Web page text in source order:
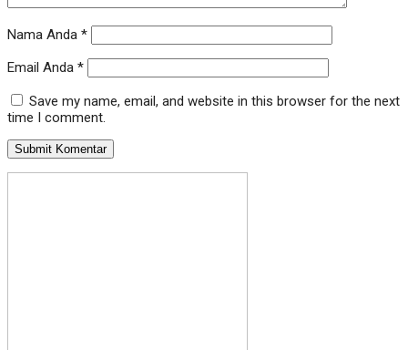
Nama Anda *
Email Anda *
Save my name, email, and website in this browser for the next
time I comment.